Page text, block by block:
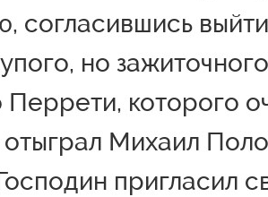
согласившись
но
которого
Михаил
пригласил